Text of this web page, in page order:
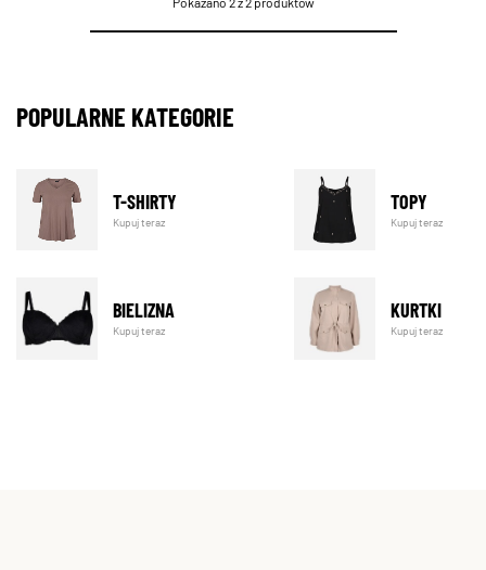
POPULARNE KATEGORIE
T-SHIRTY
Kupuj teraz
TOPY
Kupuj teraz
BIELIZNA
Kupuj teraz
KURTKI
Kupuj teraz